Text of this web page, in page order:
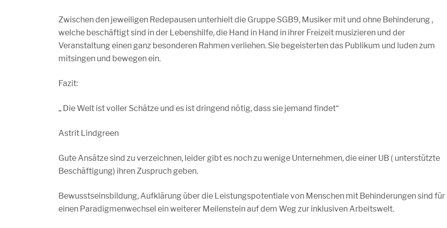
Zwischen den jeweiligen Redepausen unterhielt die Gruppe SGB9, Musiker mit und ohne Behinderung ,
welche beschäftigt sind in der Lebenshilfe, die Hand in Hand in ihrer Freizeit musizieren und der
Veranstaltung einen ganz besonderen Rahmen verliehen. Sie begeisterten das Publikum und luden zum
mitsingen und bewegen ein.
Fazit:
„ Die Welt ist voller Schätze und es ist dringend nötig, dass sie jemand findet“
Astrit Lindgreen
Gute Ansätze sind zu verzeichnen, leider gibt es noch zu wenige Unternehmen, die einer UB ( unterstützte
Beschäftigung) ihren Zuspruch geben.
Bewusstseinsbildung, Aufklärung über die Leistungspotentiale von Menschen mit Behinderungen sind für
einen Paradigmenwechsel ein weiterer Meilenstein auf dem Weg zur inklusiven Arbeitswelt.